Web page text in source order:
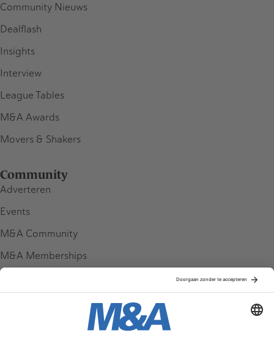
Community Nieuws
Dealflash
Insights
Interview
League Tables
M&A Awards
Movers & Shakers
Community
Adverteren
Events
M&A Community
M&A Memberships